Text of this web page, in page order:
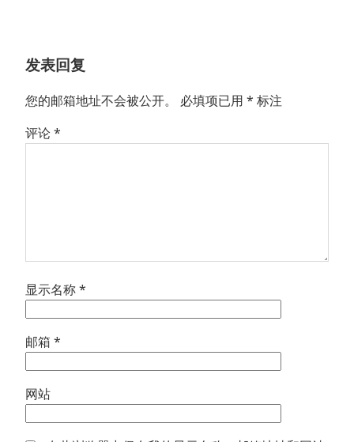
发表回复
您的邮箱地址不会被公开。 必填项已用 * 标注
评论*
显示名称*
邮箱 *
网站